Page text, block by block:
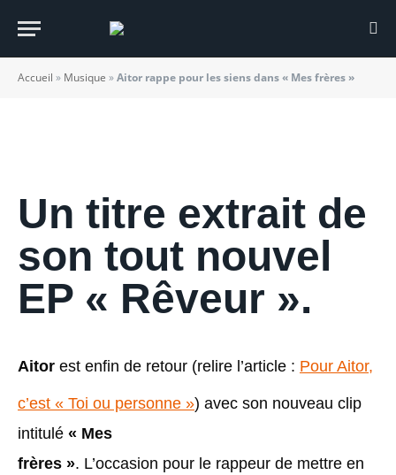
Accueil » Musique »Aitor rappe pour les siens dans « Mes frères »
BY JADE MORGANE BLOGGER 12/03/2021
Un titre extrait de
son tout nouvel
EP « Rêveur ».
Aitor est enfin de retour (relire l’article : Pour Aitor,
c’est « Toi ou personne ») avec son nouveau clip
intitulé « Mes
frères ». L’occasion pour le rappeur de mettre en